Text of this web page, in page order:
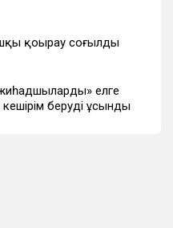
қоңырау соғылды
елге
беруді ұсынды